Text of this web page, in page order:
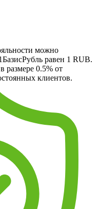
можно
равен 1 RUB.
размере 0.5% от
клиентов.